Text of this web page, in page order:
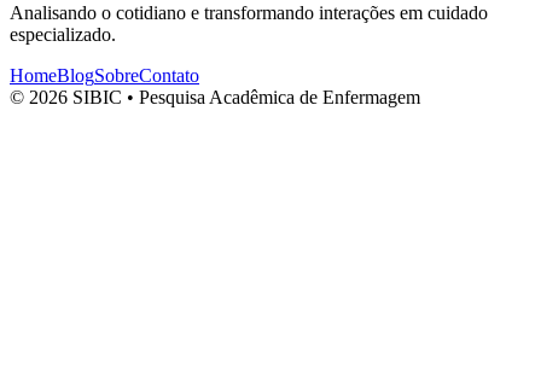
Analisando o cotidiano e transformando interações em cuidado
especializado.
HomeBlogSobreContato
© 2026 SIBIC • Pesquisa Acadêmica de Enfermagem